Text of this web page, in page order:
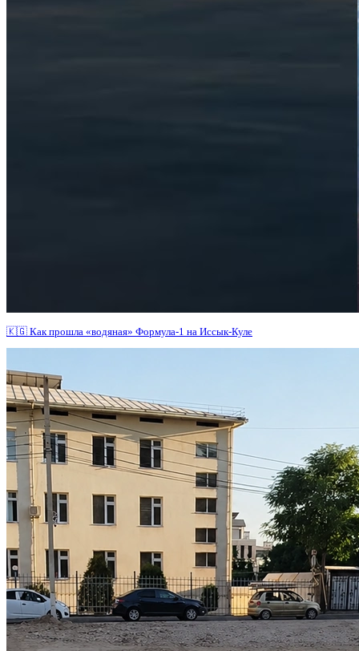
🇰🇬 Как прошла «водяная» Формула-1 на Иссык-Куле